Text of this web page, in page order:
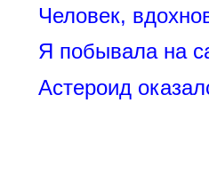
Человек,
Я побывала на
Астероид